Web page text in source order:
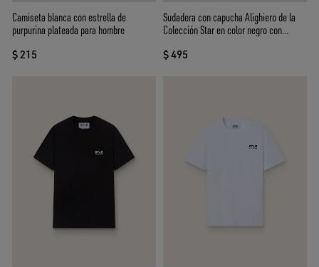
Camiseta blanca con estrella de
purpurina plateada para hombre
$ 215
Sudadera con capucha Alighiero de la
Colección Star en color negro con
$ 495